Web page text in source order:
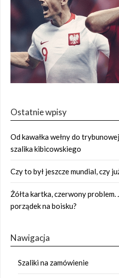
Ostatnie wpisy
Od kawałka wełny do
szalika kibicowskiego
Czy to był jeszcze mundial, czy
Żółta kartka, czerwony problem.
porządek na boisku?
Nawigacja
Szaliki na zamówienie